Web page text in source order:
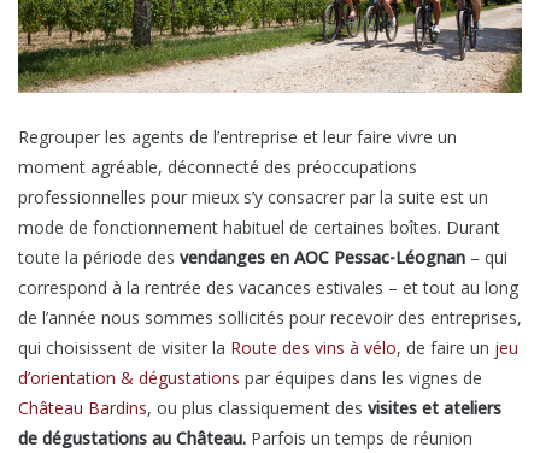
Regrouper les agents de l’entreprise et leur faire vivre un
moment agréable, déconnecté des préoccupations
professionnelles pour mieux s’y consacrer par la suite est un
mode de fonctionnement habituel de certaines boîtes. Durant
toute la période des vendanges en AOC Pessac-Léognan – qui
correspond à la rentrée des vacances estivales – et tout au long
de l’année nous sommes sollicités pour recevoir des entreprises,
qui choisissent de visiter la Route des vins à vélo, de faire un jeu
d’orientation & dégustations par équipes dans les vignes de
Château Bardins, ou plus classiquement des visites et ateliers
de dégustations au Château. Parfois un temps de réunion